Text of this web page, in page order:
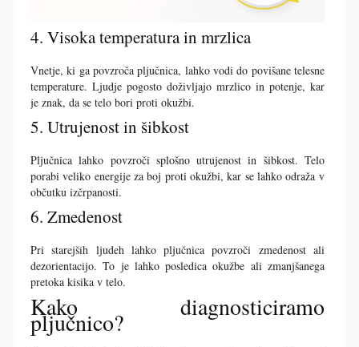
4. Visoka temperatura in mrzlica
Vnetje, ki ga povzroča pljučnica, lahko vodi do povišane telesne
temperature. Ljudje pogosto doživljajo mrzlico in potenje, kar
je znak, da se telo bori proti okužbi.
5. Utrujenost in šibkost
Pljučnica lahko povzroči splošno utrujenost in šibkost. Telo
porabi veliko energije za boj proti okužbi, kar se lahko odraža v
občutku izčrpanosti.
6. Zmedenost
Pri starejših ljudeh lahko pljučnica povzroči zmedenost ali
dezorientacijo. To je lahko posledica okužbe ali zmanjšanega
pretoka kisika v telo.
Kako diagnosticiramo
pljučnico?